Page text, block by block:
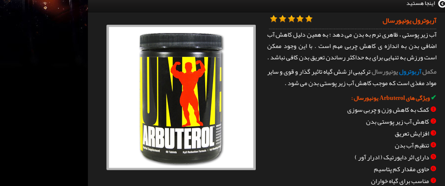
اینجا هستید
آربوترول یونیورسال
آب زیر پوستی ، ظاهری نرم به بدن می دهد ؛ به همین دلیل کاهش آب
اضافی بدن به اندازه ی کاهش چربی مهم است . با این وجود ممکن
است ورزش به تنهایی برای به حداکثر رساندن تعریق بدن کافی نباشد .
مکملآربوترولیونیورسالترکیبی از شش گیاه تاثیر گذار و قوی و سایر
مواد مغذی است که موجب کاهش آب زیر پوستی بدن می شود .
✔ویژگی های Arbuterol یونیورسال :
❶کمک به کاهش وزن و چربی سوزی
❷کاهش آب زیر پوستی بدن
❸افزایش تعریق
❹تنظیم آب بدن
❺دارای اثر دایورتیک ( ادرار آور )
❻حاوی مقدار کم پتاسیم
❼مناسب برای گیاه خواران